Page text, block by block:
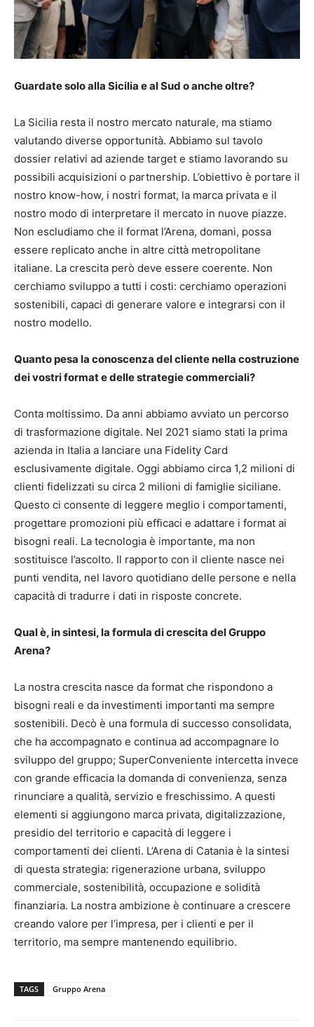
Guardate solo alla Sicilia e al Sud o anche oltre?
La Sicilia resta il nostro mercato naturale, ma stiamo
valutando diverse opportunità. Abbiamo sul tavolo
dossier relativi ad aziende target e stiamo lavorando su
possibili acquisizioni o partnership. L’obiettivo è portare il
nostro know-how, i nostri format, la marca privata e il
nostro modo di interpretare il mercato in nuove piazze.
Non escludiamo che il format l’Arena, domani, possa
essere replicato anche in altre città metropolitane
italiane. La crescita però deve essere coerente. Non
cerchiamo sviluppo a tutti i costi: cerchiamo operazioni
sostenibili, capaci di generare valore e integrarsi con il
nostro modello.
Quanto pesa la conoscenza del cliente nella costruzione
dei vostri format e delle strategie commerciali?
Conta moltissimo. Da anni abbiamo avviato un percorso
di trasformazione digitale. Nel 2021 siamo stati la prima
azienda in Italia a lanciare una Fidelity Card
esclusivamente digitale. Oggi abbiamo circa 1,2 milioni di
clienti fidelizzati su circa 2 milioni di famiglie siciliane.
Questo ci consente di leggere meglio i comportamenti,
progettare promozioni più efficaci e adattare i format ai
bisogni reali. La tecnologia è importante, ma non
sostituisce l’ascolto. Il rapporto con il cliente nasce nei
punti vendita, nel lavoro quotidiano delle persone e nella
capacità di tradurre i dati in risposte concrete.
Qual è, in sintesi, la formula di crescita del Gruppo
Arena?
La nostra crescita nasce da format che rispondono a
bisogni reali e da investimenti importanti ma sempre
sostenibili. Decò è una formula di successo consolidata,
che ha accompagnato e continua ad accompagnare lo
sviluppo del gruppo; SuperConveniente intercetta invece
con grande efficacia la domanda di convenienza, senza
rinunciare a qualità, servizio e freschissimo. A questi
elementi si aggiungono marca privata, digitalizzazione,
presidio del territorio e capacità di leggere i
comportamenti dei clienti. L’Arena di Catania è la sintesi
di questa strategia: rigenerazione urbana, sviluppo
commerciale, sostenibilità, occupazione e solidità
finanziaria. La nostra ambizione è continuare a crescere
creando valore per l’impresa, per i clienti e per il
territorio, ma sempre mantenendo equilibrio.
TAGS Gruppo Arena